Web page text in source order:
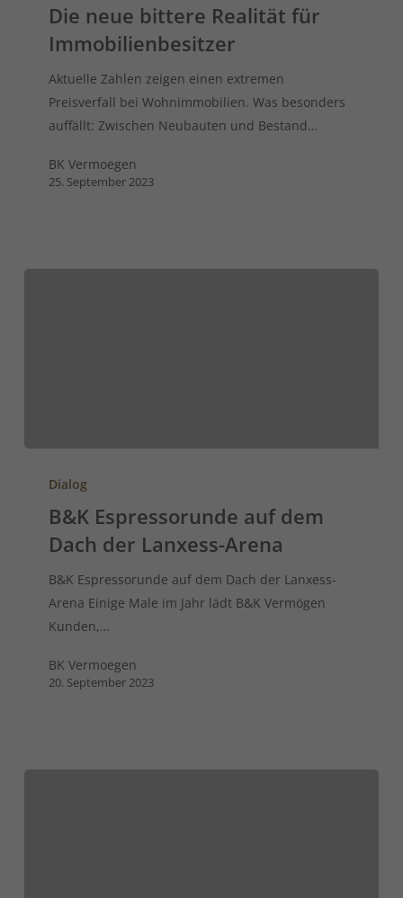
Die neue bittere Realität für
Immobilienbesitzer
Aktuelle Zahlen zeigen einen extremen
Preisverfall bei Wohnimmobilien. Was besonders
auffällt: Zwischen Neubauten und Bestand…
BK Vermoegen
25. September 2023
Dialog
B&K Espressorunde auf dem
Dach der Lanxess-Arena
B&K Espressorunde auf dem Dach der Lanxess-
Arena Einige Male im Jahr lädt B&K Vermögen
Kunden,…
BK Vermoegen
20. September 2023